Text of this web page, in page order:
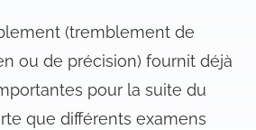
(tremblement de
ou de précision) fournit déjà
pour la suite du
que différents examens